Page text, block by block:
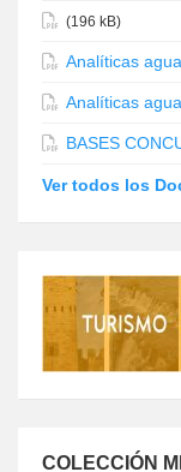
(196 kB)
Analíticas
Analíticas
BASES
Ver todos los
COLECCIÓN